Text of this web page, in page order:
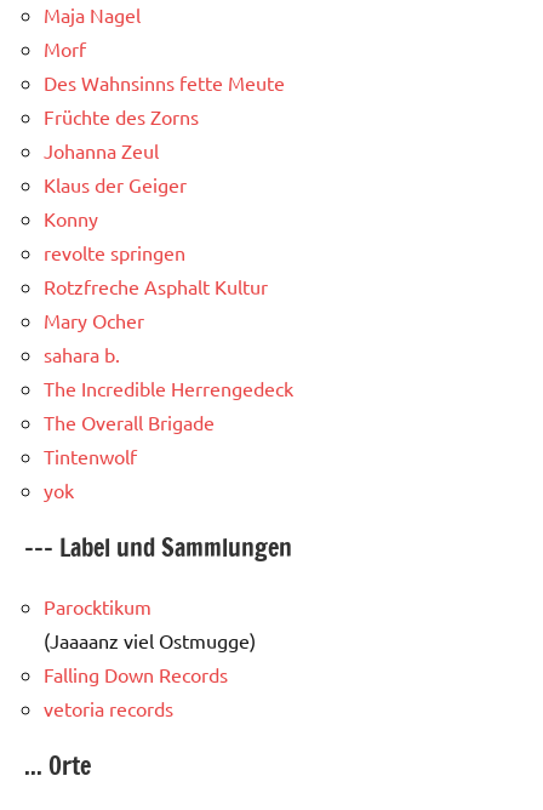
Maja Nagel
Morf
Des Wahnsinns fette Meute
Früchte des Zorns
Johanna Zeul
Klaus der Geiger
Konny
revolte springen
Rotzfreche Asphalt Kultur
Mary Ocher
sahara b.
The Incredible Herrengedeck
The Overall Brigade
Tintenwolf
yok
--- Label und Sammlungen
Parocktikum
(Jaaaanz viel Ostmugge)
Falling Down Records
vetoria records
... Orte